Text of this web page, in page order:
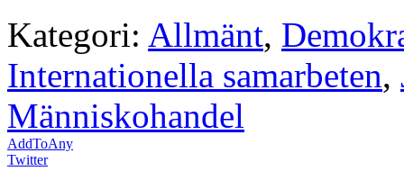
Kategori: Allmänt,
Internationella samarbeten,
Människohandel
AddToAny
Twitter